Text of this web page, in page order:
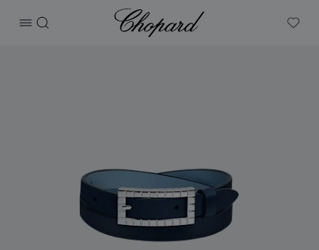
打开菜单
搜索
Chopard
My